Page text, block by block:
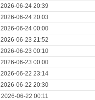
2026-06-24 20:39
2026-06-24 20:03
2026-06-24 00:00
2026-06-23 21:52
2026-06-23 00:10
2026-06-23 00:00
2026-06-22 23:14
2026-06-22 20:30
2026-06-22 00:11